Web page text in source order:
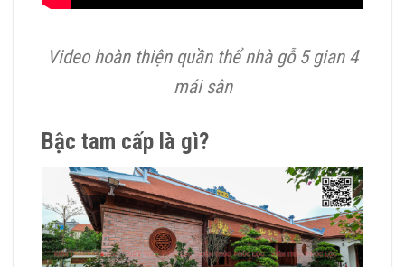
Video hoàn thiện quần thể nhà gỗ 5 gian 4
mái sân
Bậc tam cấp là gì?